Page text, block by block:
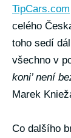
TipCars.com
celého
toho sedí
všechno v
koni’ není
Marek
Co dalšího